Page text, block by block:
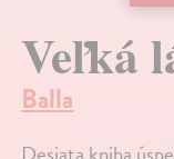
Veľká
Balla